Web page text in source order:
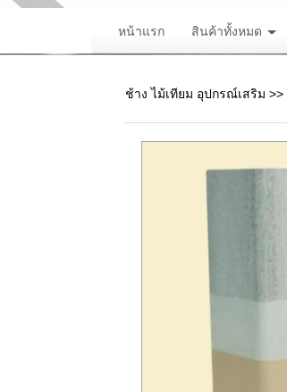
หน้าแรก สินค้าทั้งหมด
ช้าง ไม้เทียม อุปกรณ์เสริม >>